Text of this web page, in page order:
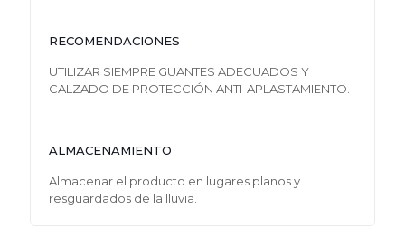
RECOMENDACIONES
UTILIZAR SIEMPRE GUANTES ADECUADOS Y
CALZADO DE PROTECCIÓN ANTI-APLASTAMIENTO.
ALMACENAMIENTO
Almacenar el producto en lugares planos y
resguardados de la lluvia.